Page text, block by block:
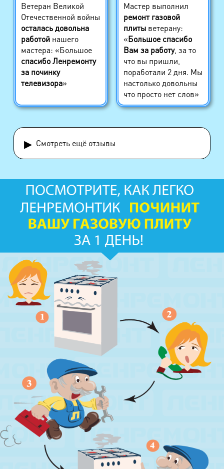
Ветеран Великой
Отечественной войны
осталась довольна
работойнашего
мастера: «Большое
спасибо Ленремонту
за починку
телевизора»
Мастер выполнил
ремонт газовой
плитыветерану:
«Большое спасибо
Вам за работу, за то
что вы пришли,
поработали 2 дня. Мы
настолько довольны
что просто нет слов»
▸ Смотреть ещё отзывы